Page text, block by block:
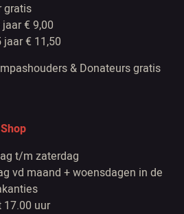
gratis
€ 9,00
€ 11,50
& Donateurs gratis
t/m zaterdag
vd maand + woensdagen in de
17.00 uur